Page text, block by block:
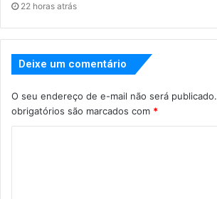
22 horas atrás
Deixe um comentário
O seu endereço de e-mail não será publicado.
obrigatórios são marcados com *